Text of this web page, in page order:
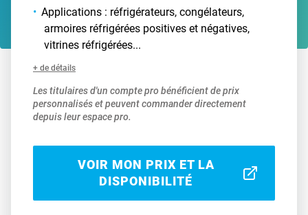
Applications : réfrigérateurs, congélateurs,
armoires réfrigérées positives et négatives,
vitrines réfrigérées...
+ de détails
Les titulaires d'un compte pro bénéficient de prix
personnalisés et peuvent commander directement
depuis leur espace pro.
VOIR MON PRIX ET LA
DISPONIBILITÉ